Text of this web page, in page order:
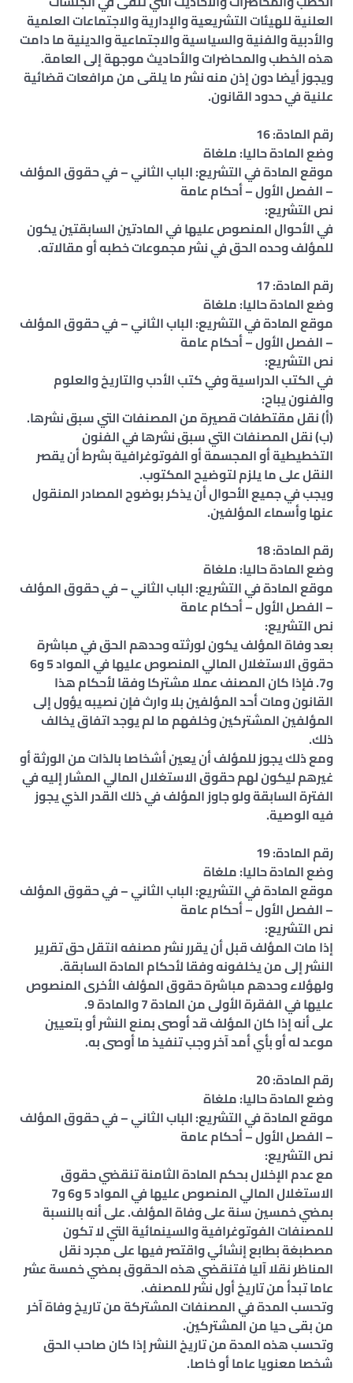
العلنية للهيئات التشريعية والإدارية والاجتماعات العلمية
والأدبية والفنية والسياسية والاجتماعية والدينية ما دامت
هذه الخطب والمحاضرات والأحاديث موجهة إلى العامة.
ويجوز أيضا دون إذن منه نشر ما يلقى من مرافعات قضائية
علنية في حدود القانون.
رقم المادة: 16
وضع المادة حاليا: ملغاة
موقع المادة في التشريع: الباب الثاني – في حقوق المؤلف
– الفصل الأول – أحكام عامة
نص التشريع:
في الأحوال المنصوص عليها في المادتين السابقتين يكون
للمؤلف وحده الحق في نشر مجموعات خطبه أو مقالاته.
رقم المادة: 17
وضع المادة حاليا: ملغاة
موقع المادة في التشريع: الباب الثاني – في حقوق المؤلف
– الفصل الأول – أحكام عامة
نص التشريع:
في الكتب الدراسية وفي كتب الأدب والتاريخ والعلوم
والفنون يباح:
(أ‌) نقل مقتطفات قصيرة من المصنفات التي سبق نشرها.
(ب‌) نقل المصنفات التي سبق نشرها في الفنون
التخطيطية أو المجسمة أو الفوتوغرافية بشرط أن يقصر
النقل على ما يلزم لتوضيح المكتوب.
ويجب في جميع الأحوال أن يذكر بوضوح المصادر المنقول
عنها وأسماء المؤلفين.
رقم المادة: 18
وضع المادة حاليا: ملغاة
موقع المادة في التشريع: الباب الثاني – في حقوق المؤلف
– الفصل الأول – أحكام عامة
نص التشريع:
بعد وفاة المؤلف يكون لورثته وحدهم الحق في مباشرة
حقوق الاستغلال المالي المنصوص عليها في المواد 5 و6
و7. فإذا كان المصنف عملا مشتركا وفقا لأحكام هذا
القانون ومات أحد المؤلفين بلا وارث فإن نصيبه يؤول إلى
المؤلفين المشتركين وخلفهم ما لم يوجد اتفاق يخالف
ذلك.
ومع ذلك يجوز للمؤلف أن يعين أشخاصا بالذات من الورثة أو
غيرهم ليكون لهم حقوق الاستغلال المالي المشار إليه في
الفترة السابقة ولو جاوز المؤلف في ذلك القدر الذي يجوز
فيه الوصية.
رقم المادة: 19
وضع المادة حاليا: ملغاة
موقع المادة في التشريع: الباب الثاني – في حقوق المؤلف
– الفصل الأول – أحكام عامة
نص التشريع:
إذا مات المؤلف قبل أن يقرر نشر مصنفه انتقل حق تقرير
النشر إلى من يخلفونه وفقا لأحكام المادة السابقة.
ولهؤلاء وحدهم مباشرة حقوق المؤلف الأخرى المنصوص
عليها في الفقرة الأولى من المادة 7 والمادة 9.
على أنه إذا كان المؤلف قد أوصى بمنع النشر أو بتعيين
موعد له أو بأي أمد آخر وجب تنفيذ ما أوصى به.
رقم المادة: 20
وضع المادة حاليا: ملغاة
موقع المادة في التشريع: الباب الثاني – في حقوق المؤلف
– الفصل الأول – أحكام عامة
نص التشريع:
مع عدم الإخلال بحكم المادة الثامنة تنقضي حقوق
الاستغلال المالي المنصوص عليها في المواد 5 و6 و7
بمضي خمسين سنة على وفاة المؤلف. على أنه بالنسبة
للمصنفات الفوتوغرافية والسينمائية التي لا تكون
مصطبغة بطابع إنشائي واقتصر فيها على مجرد نقل
المناظر نقلا آليا فتنقضي هذه الحقوق بمضي خمسة عشر
عاما تبدأ من تاريخ أول نشر للمصنف.
وتحسب المدة في المصنفات المشتركة من تاريخ وفاة آخر
من بقى حيا من المشتركين.
وتحسب هذه المدة من تاريخ النشر إذا كان صاحب الحق
شخصا معنويا عاما أو خاصا.